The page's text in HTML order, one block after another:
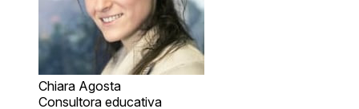
Chiara Agosta
Consultora educativa